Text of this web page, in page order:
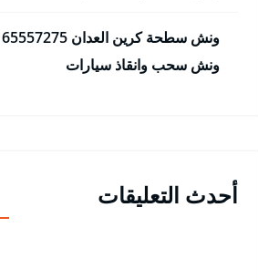
ونش سطحة كرين العدان 65557275
ونش سحب وانقاذ سيارات
أحدث التعليقات